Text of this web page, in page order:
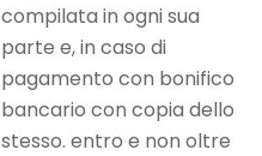
compilata in ogni sua
parte e, in caso di
pagamento con bonifico
bancario con copia dello
stesso. entro e non oltre